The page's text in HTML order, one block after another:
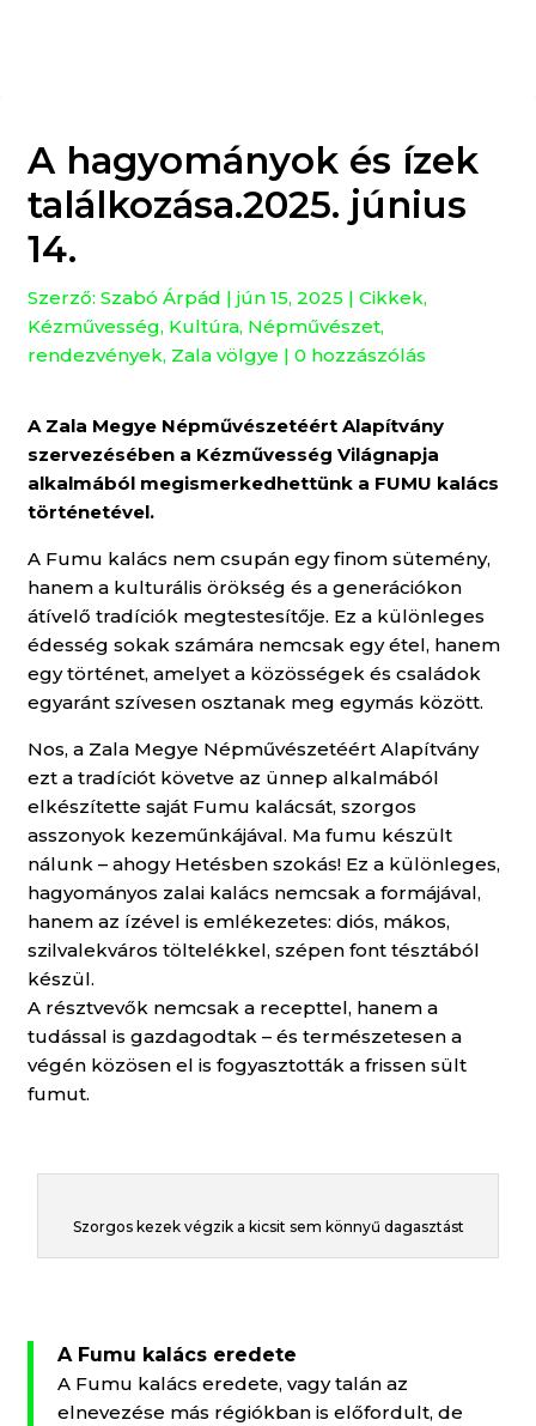
A hagyományok és ízek
találkozása.2025. június
14.
Szerző: Szabó Árpád | jún 15, 2025 | Cikkek,
Kézművesség, Kultúra, Népművészet,
rendezvények, Zala völgye | 0 hozzászólás
A Zala Megye Népművészetéért Alapítvány
szervezésében a Kézművesség Világnapja
alkalmából megismerkedhettünk a FUMU kalács
történetével.
A Fumu kalács nem csupán egy finom sütemény,
hanem a kulturális örökség és a generációkon
átívelő tradíciók megtestesítője. Ez a különleges
édesség sokak számára nemcsak egy étel, hanem
egy történet, amelyet a közösségek és családok
egyaránt szívesen osztanak meg egymás között.
Nos, a Zala Megye Népművészetéért Alapítvány
ezt a tradíciót követve az ünnep alkalmából
elkészítette saját Fumu kalácsát, szorgos
asszonyok kezeműnkájával. Ma fumu készült
nálunk – ahogy Hetésben szokás! Ez a különleges,
hagyományos zalai kalács nemcsak a formájával,
hanem az ízével is emlékezetes: diós, mákos,
szilvalekváros töltelékkel, szépen font tésztából
készül.
A résztvevők nemcsak a recepttel, hanem a
tudással is gazdagodtak – és természetesen a
végén közösen el is fogyasztották a frissen sült
fumut.
Szorgos kezek végzik a kicsit sem könnyű dagasztást
A Fumu kalács eredete
A Fumu kalács eredete, vagy talán az
elnevezése más régiókban is előfordult, de